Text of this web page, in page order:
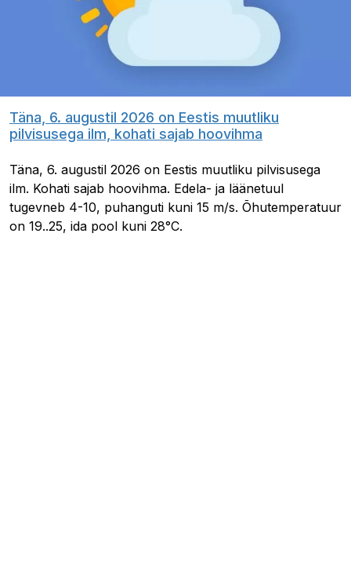
Täna, 6. augustil 2026 on Eestis muutliku
pilvisusega ilm, kohati sajab hoovihma
Täna, 6. augustil 2026 on Eestis muutliku pilvisusega
ilm. Kohati sajab hoovihma. Edela- ja läänetuul
tugevneb 4-10, puhanguti kuni 15 m/s. Õhutemperatuur
on 19..25, ida pool kuni 28°C.